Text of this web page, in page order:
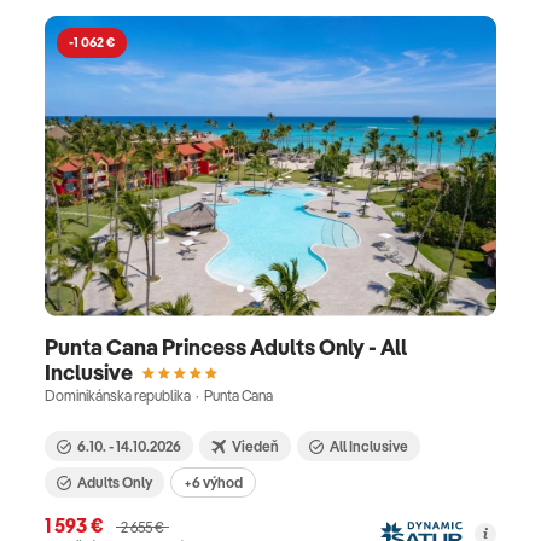
-1 062 €
Punta Cana Princess Adults Only - All
Inclusive
Dominikánska republika · Punta Cana
6.10. - 14.10.2026 Viedeň
All Inclusive
Adults Only
+6 výhod
1 593 €
2 655 €